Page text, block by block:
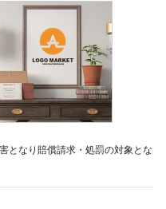
となり賠償請求・処罰の対象とな